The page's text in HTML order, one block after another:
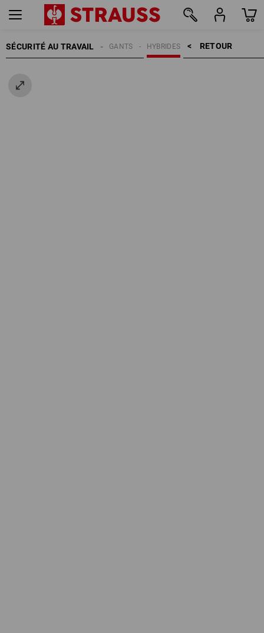
SÉCURITÉ AU TRAVAIL RETOUR    >
HYBRIDES
GANTS